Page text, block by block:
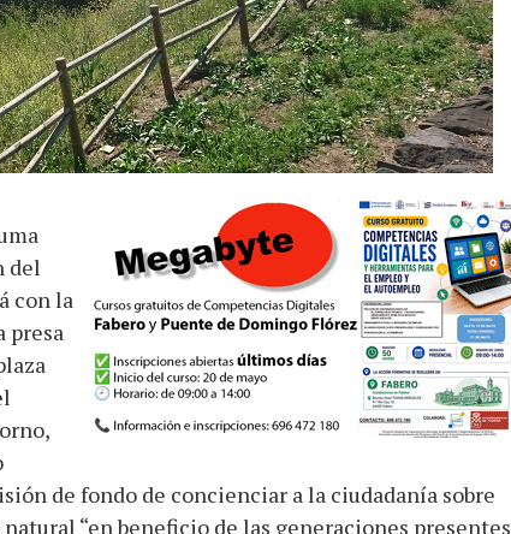
del
con la
presa
de fondo de concienciar a la ciudadanía sobre
“en beneficio de las generaciones presentes